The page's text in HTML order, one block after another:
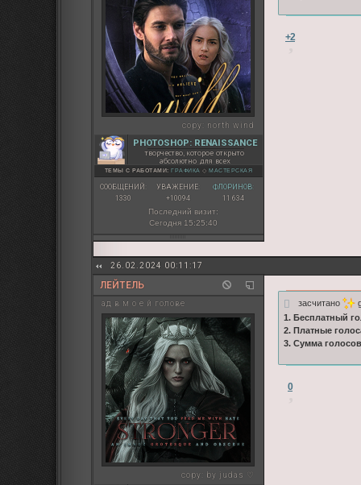
copy: north wind
PHOTOSHOP: RENAISSANCE
творчество, которое открыто
абсолютно для всех
ТЕМЫ С РАБОТАМИ: ГРАФИКА ◇ МАСТЕРСКАЯ
СООБЩЕНИЙ:
1330
УВАЖЕНИЕ:
+10094
ФЛОРИНОВ:
11 634
Последний визит:
Сегодня 15:25:40
+2
26.02.2024 00:11:17
ЛЕЙТЕЛЬ
ад в м о е й голове
copy: by judas ♡
засчитано
1. Бесплатный
2. Платные
3. Сумма
0